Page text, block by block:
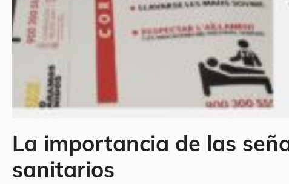
La importancia de las
sanitarios